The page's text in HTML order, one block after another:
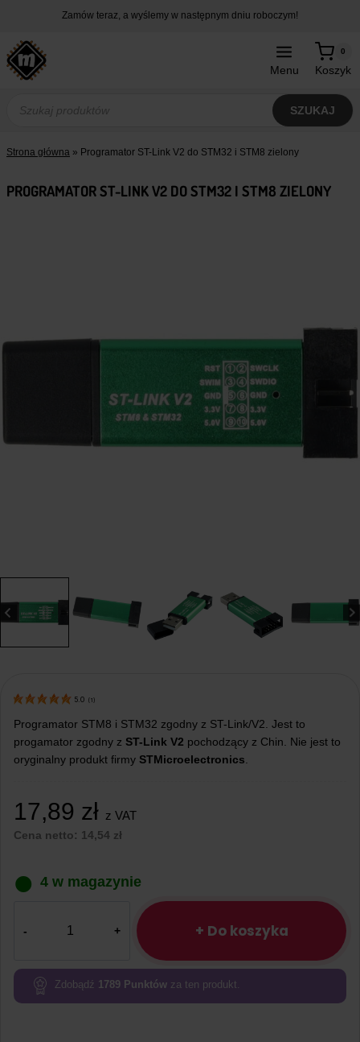
treści
Zamów teraz, a wyślemy w następnym dniu roboczym!
Menu Koszyk
0
produktów
SZUKAJ
Strona główna » Programator ST-Link V2 do STM32 i STM8 zielony
PROGRAMATOR ST-LINK V2 DO STM32 I STM8 ZIELONY
5.0 (1)
Programator STM8 i STM32 zgodny z ST-Link/V2. Jest to
progamator zgodny z ST-Link V2 pochodzący z Chin. Nie jest to
oryginalny produkt firmy STMicroelectronics
17,89 zł z VAT
Cena netto: 14,54 zł
4 w magazynie
Programator
do
+ Do koszyka
Zdobądź 1789 Punktów za ten produkt.